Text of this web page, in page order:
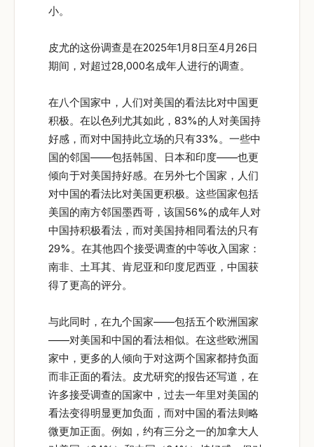
小。
皮尤的这份调查是在2025年1月8日至4月26日
期间，对超过28,000名成年人进行的调查。
在八个国家中，人们对美国的看法比对中国更
积极。在以色列尤其如此，83%的人对美国持
好感，而对中国持此立场的只有33%。一些中
国的邻国——包括韩国、日本和印度——也更
倾向于对美国持好感。在另外七个国家，人们
对中国的看法比对美国更积极。这些国家包括
美国的南方邻国墨西哥，该国56%的成年人对
中国持积极看法，而对美国持相同看法的只有
29%。在其他四个接受调查的中等收入国家：
南非、土耳其、肯尼亚和印度尼西亚，中国获
得了更高的评分。
与此同时，在九个国家——包括五个欧洲国家
——对美国和中国的看法相似。在这些欧洲国
家中，更多的人倾向于对这两个国家都持负面
而非正面的看法。皮尤研究的报告还写道，在
许多接受调查的国家中，过去一年里对美国的
看法变得明显更加负面，而对中国的看法则略
微更加正面。例如，约有三分之一的加拿大人